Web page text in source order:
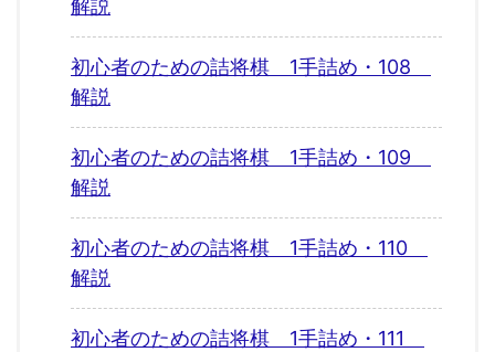
解説
初心者のための詰将棋 1手詰め・108
解説
初心者のための詰将棋 1手詰め・109
解説
初心者のための詰将棋 1手詰め・110
解説
初心者のための詰将棋 1手詰め・111